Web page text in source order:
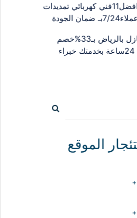
تأسيس كهرباء..افضل11فني كهربائي تمديدات
الجودة
شركة صيانة منازل بالرياض بـ33%خصم
لخدمات الصيانة 24ساعة بخدمتك خبراء
الموقع